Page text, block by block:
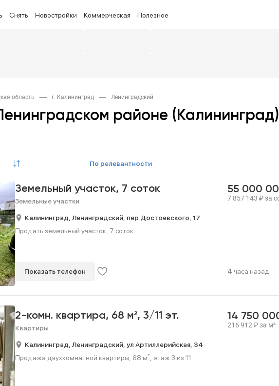
Снять Новостройки Коммерческая Полезное
область г. Калининград Ленинградский
районе (Калининград)
по релевантности
Земельный участок, 7 соток
Земельные участки
55 000
7 857 143 ₽за
Калининград, Ленинградский, пер Достоевского, 17
Продать земельный участок, 7 соток.
Показать телефон 4 часа назад
2-комн. квартира, 68 м², 3/11 эт.
Квартиры
14 750
216 912 ₽за м²
Калининград, Ленинградский, ул Артиллерийская, 34
Продажа двухкомнатной квартиры, 68 м², этаж 3 из 11.